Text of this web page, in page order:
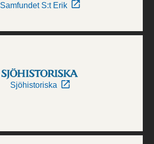
Samfundet S:t Erik
Sjöhistoriska